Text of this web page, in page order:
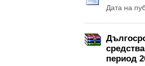
Дата на
период